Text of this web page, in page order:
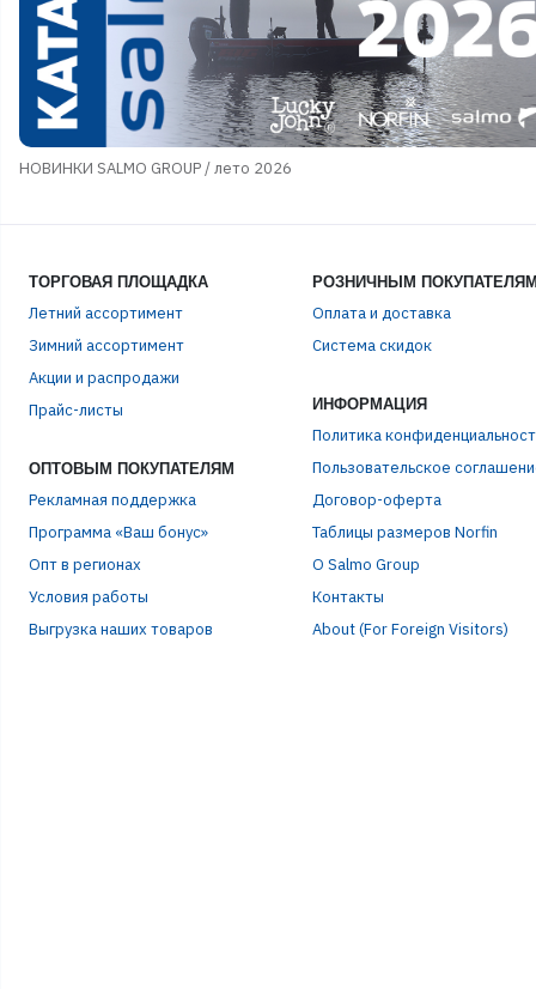
НОВИНКИ SALMO GROUP / лето 2026
ТОРГОВАЯ ПЛОЩАДКА
Летний ассортимент
Зимний ассортимент
Акции и распродажи
Прайс-листы
ОПТОВЫМ ПОКУПАТЕЛЯМ
Рекламная поддержка
Программа «Ваш бонус»
Опт в регионах
Условия работы
Выгрузка наших товаров
РОЗНИЧНЫМ
Оплата и доставка
Система скидок
ИНФОРМАЦИЯ
Политика
Пользовательское
Договор-оферта
Таблицы размеров Norfin
О Salmo Group
Контакты
About (For Foreign Visitors)